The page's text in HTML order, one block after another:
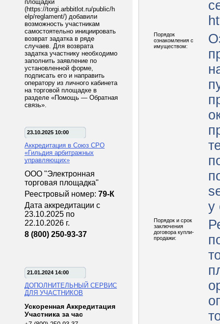
площадки
(https://torgi.arbbitlot.ru/public/h
elp/reglament/) добавили
возможность участникам
самостоятельно инициировать
возврат задатка в ряде
случаев. Для возврата
задатка участнику необходимо
заполнить заявление по
установленной форме,
подписать его и направить
оператору из личного кабинета
на торговой площадке в
разделе «Помощь — Обратная
связь».
23.10.2025 10:00
Аккредитация в Союз СРО
«Гильдия арбитражных
управляющих»
ООО "Электронная
торговая площадка"
Реестровый номер: 79-К
Дата аккредитации с
23.10.2025 по
22.10.2026 г.
8 (800) 250-93-37
21.01.2024 14:00
ДОПОЛНИТЕЛЬНЫЙ СЕРВИС
ДЛЯ УЧАСТНИКОВ
Ускоренная Аккредитация
Участника за час
Порядок
ознакомления с
имуществом:
у
Порядок и срок
заключения
договора купли-
продажи: